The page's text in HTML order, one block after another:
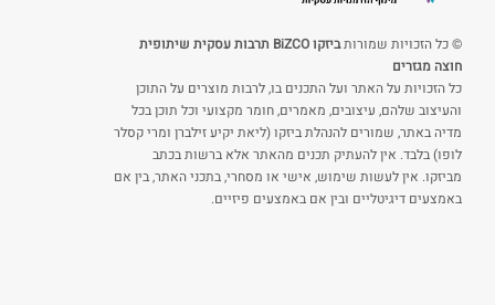
© כל הזכויות שמורות
ביזקו BiZCO תרבות עסקית שיתופית
חוצה מגזרים
כל הזכויות על האתר ועל התכנים בו, לרבות מוצרים על התוכן
והעיצוב שלהם, עיצובים, מאמרים, חומר מקצועי וכל תוכן בכל
מדיה באתר, שמורים להנהלת ביזקו (ליאת יקיע זילברן ומרי קסלר
לופו) בלבד. אין להעתיק תכנים מהאתר אלא ברשות בכתב
מביזקו. אין לעשות שימוש, אישי או מסחרי, בתכני האתר, בין אם
באמצעים דיגיטליים ובין אם באמצעים פיזיים.